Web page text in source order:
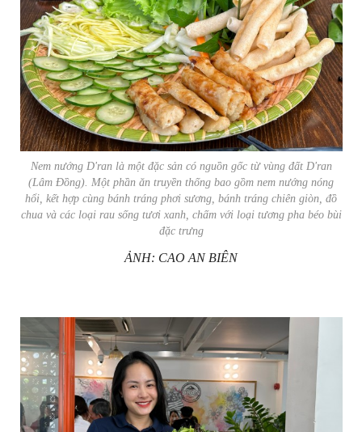
Nem nướng D'ran là một đặc sản có nguồn gốc từ vùng đất D'ran
(Lâm Đồng). Một phần ăn truyền thống bao gồm nem nướng nóng
hổi, kết hợp cùng bánh tráng phơi sương, bánh tráng chiên giòn, đồ
chua và các loại rau sống tươi xanh, chấm với loại tương pha béo bùi
đặc trưng
ẢNH: CAO AN BIÊN